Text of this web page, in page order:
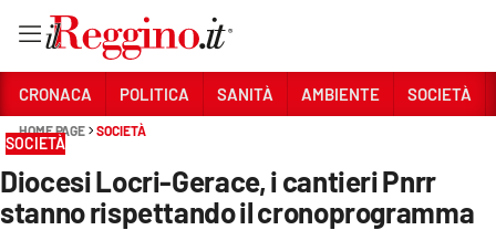
Sezioni
CRONACA
CRONACA POLITICA SANITÀ AMBIENTE SOCIETÀ
HOME PAGE SOCIETÀ
SOCIETÀ
Diocesi Locri-Gerace, i cantieri Pnrr
stanno rispettando il cronoprogramma